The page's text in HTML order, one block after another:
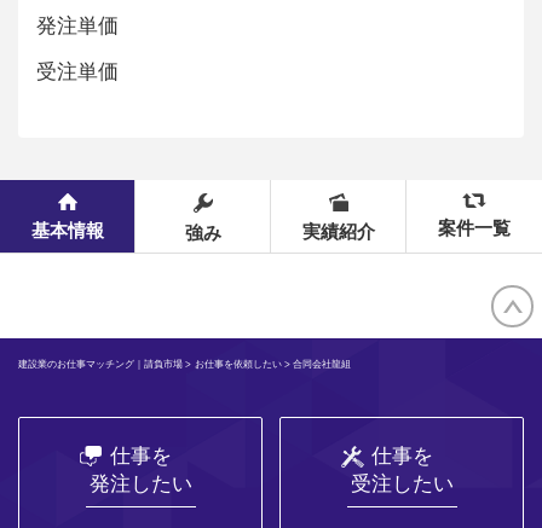
発注単価
受注単価
基本情報 強み 実績紹介 案件一覧
建設業のお仕事マッチング｜請負市場 > お仕事を依頼したい> 合同会社龍組
仕事を
発注したい
仕事を
受注したい